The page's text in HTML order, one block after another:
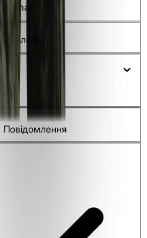
Email*
Телефон*
Повідомлення